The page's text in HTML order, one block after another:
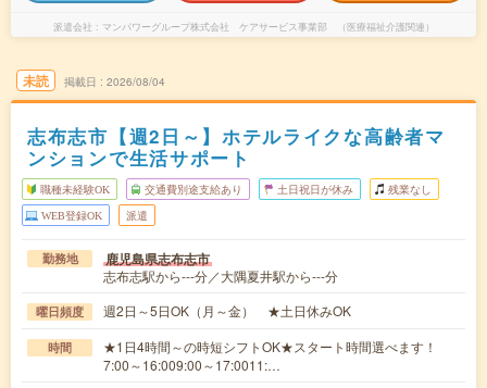
派遣会社 マンパワーグループ株式会社 ケアサービス事業部 （医療福祉介護関連）
未読 掲載日 2026/08/04
志布志市【週2日～】ホテルライクな高齢者マ
ンションで生活サポート
職種未経験OK 交通費別途支給あり 土日祝日が休み 残業なし
WEB登録OK 派遣
勤務地 鹿児島県志布志市
志布志駅から---分／大隅夏井駅から---分
曜日頻度 週2日～5日OK（月～金） ★土日休みOK
時間
★1日4時間～の時短シフトOK★スタート時間選べます！
7:00～16:009:00～17:0011:…